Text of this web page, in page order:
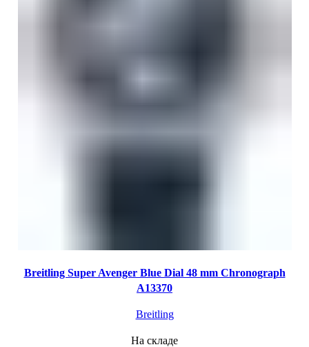
Breitling Super Avenger Blue Dial 48 mm Chronograph
A13370
Breitling
На складе